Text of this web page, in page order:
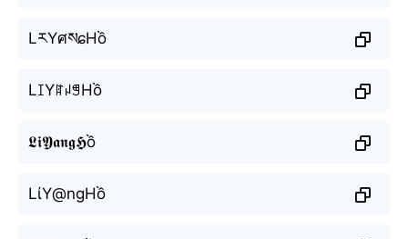
LརYศསɕHồ
LꀤYꍏꈤꁅHồ
𝕷𝖎𝖄𝖆𝖓𝖌𝕳ồ
LίY@ngHồ